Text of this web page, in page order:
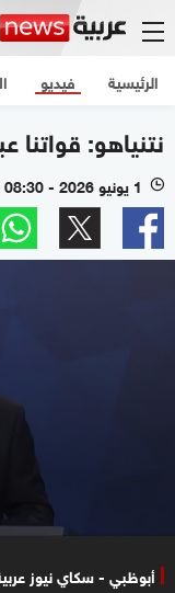
الرئيسية فيديو
نتنياهو: قواتنا
l 1 يونيو 2026 - 08:30 بتوقيت أبوظبي
أبوظبي - سكاي نيوز